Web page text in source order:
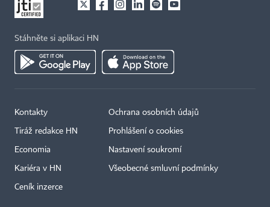
Stáhněte si aplikaci HN
Kontakty
Tiráž redakce HN
Economia
Kariéra v HN
Ceník inzerce
Ochrana osobních údajů
Prohlášení o cookies
Nastavení soukromí
Všeobecné smluvní podmínky